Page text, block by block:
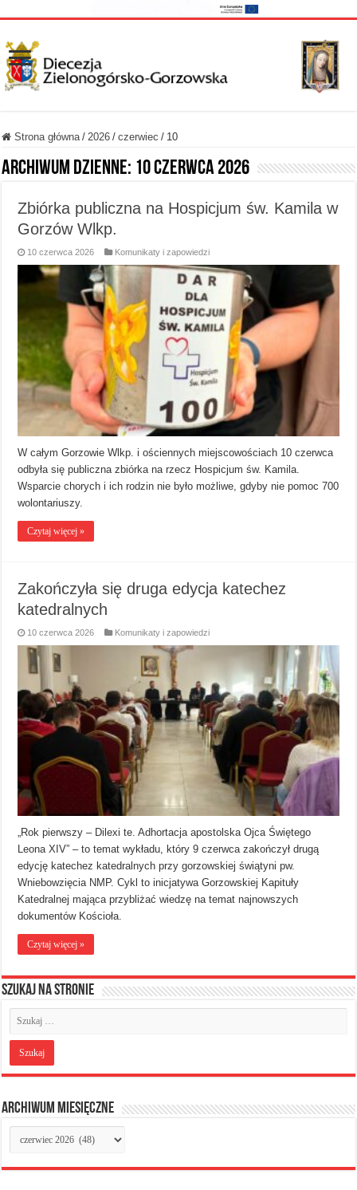
Strona główna / 2026 / czerwiec / 10
Archiwum dzienne: 10 czerwca 2026
Zbiórka publiczna na Hospicjum św. Kamila w
Gorzów Wlkp.
10 czerwca 2026 Komunikaty i zapowiedzi
W całym Gorzowie Wlkp. i ościennych miejscowościach 10 czerwca
odbyła się publiczna zbiórka na rzecz Hospicjum św. Kamila.
Wsparcie chorych i ich rodzin nie było możliwe, gdyby nie pomoc 700
wolontariuszy.
Czytaj więcej »
Zakończyła się druga edycja katechez
katedralnych
10 czerwca 2026 Komunikaty i zapowiedzi
„Rok pierwszy – Dilexi te. Adhortacja apostolska Ojca Świętego
Leona XIV” – to temat wykładu, który 9 czerwca zakończył drugą
edycję katechez katedralnych przy gorzowskiej świątyni pw.
Wniebowzięcia NMP. Cykl to inicjatywa Gorzowskiej Kapituły
Katedralnej mająca przybliżać wiedzę na temat najnowszych
dokumentów Kościoła.
Czytaj więcej »
Szukaj na stronie
Archiwum miesięczne
Archiwum
miesięczne